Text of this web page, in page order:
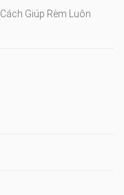
Giúp Rèm Luôn